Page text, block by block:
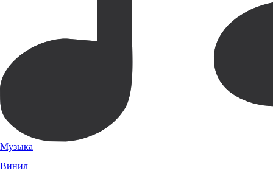
Музыка
Винил